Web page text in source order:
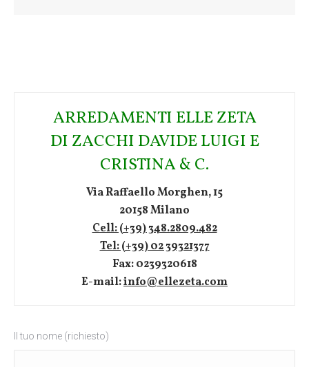
ARREDAMENTI ELLE ZETA
DI ZACCHI DAVIDE LUIGI E
CRISTINA & C.
Via Raffaello Morghen, 15
20158 Milano
Cell: (+39) 348.2809.482
Tel: (+39) 02 39321377
Fax: 0239320618
E-mail:info@ellezeta.com
Il tuo nome (richiesto)